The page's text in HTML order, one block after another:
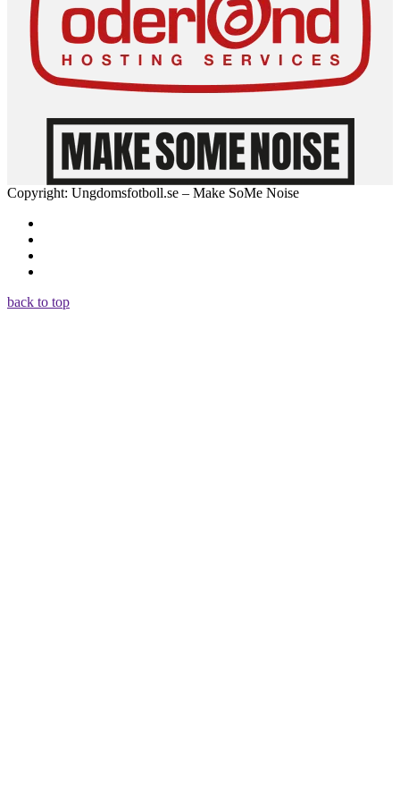
Copyright: Ungdomsfotboll.se – Make SoMe Noise
back to top